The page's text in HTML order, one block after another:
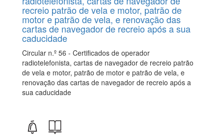
recreio patrão de vela e motor, patrão de
motor e patrão de vela, e renovação das
cartas de navegador de recreio após a sua
caducidade
Circular n.º 56 - Certificados de operador
radiotelefonista, cartas de navegador de recreio patrão
de vela e motor, patrão de motor e patrão de vela, e
renovação das cartas de navegador de recreio após a
sua caducidade